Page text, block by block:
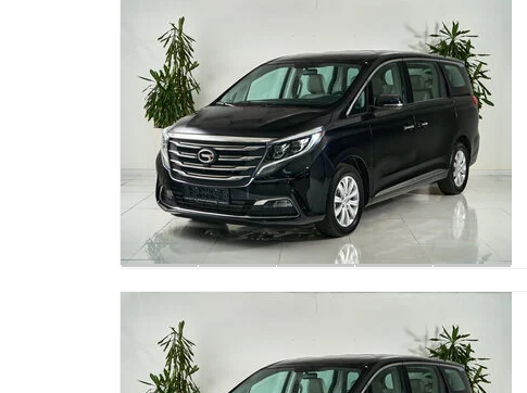
Лобовое стекло с обогревом
Тонированные стекла пассажиров второго и
третьего рядов
Многоцветная система смарт-подсветки
салона
Подстаканник в центральном подлокотнике
переднего ряда с функциями подогрева и
охлаждения
Салонное зеркало заднего вида с
автоматическим затемнением
Спецификация может быть изменена без
предварительного уведомления. Некоторые
опции могут быть недоступны в определенных
странах или регионах.
официальному дилеру. Все права принадлежат
GAC MOTOR.
Подножки второго ряда с подсветкой и
функцией приветствия